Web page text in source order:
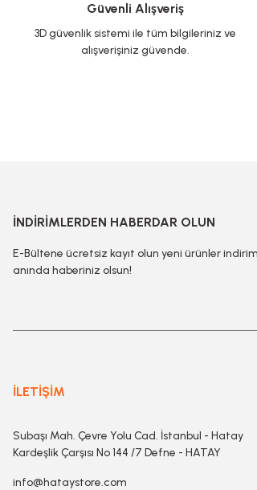
Güvenli Alışveriş
3D güvenlik sistemi ile tüm bilgileriniz ve
alışverişiniz güvende.
İNDİRİMLERDEN HABERDAR OLUN
E-Bültene ücretsiz kayıt olun yeni ürünler
anında haberiniz olsun!
İLETİŞİM
Subaşı Mah. Çevre Yolu Cad. İstanbul - Hatay
Kardeşlik Çarşısı No 144 /7 Defne - HATAY
info@hataystore.com